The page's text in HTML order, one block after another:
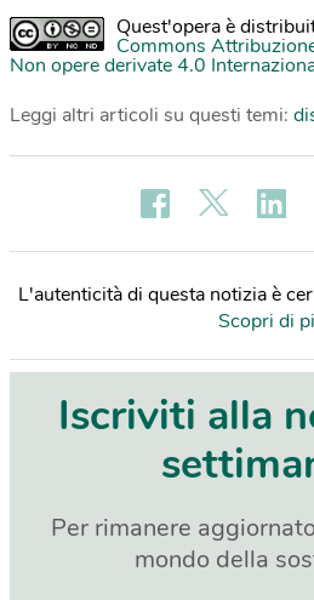
Quest'opera è
Commons
Non opere derivate 4.0
Leggi altri articoli su questi temi:
L'autenticità di questa notizia è
Scopri di
Iscriviti alla
Per rimanere
mondo della